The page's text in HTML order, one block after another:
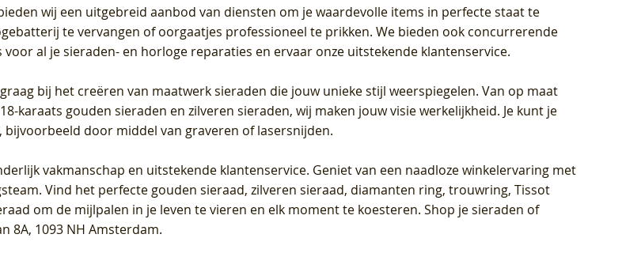
wij een uitgebreid aanbod van diensten om je waardevolle items in perfecte staat te
te vervangen of oorgaatjes professioneel te prikken. We bieden ook concurrerende
al je sieraden- en horloge reparaties en ervaar onze uitstekende klantenservice.
bij het creëren van maatwerk sieraden die jouw unieke stijl weerspiegelen. Van op maat
karaats gouden sieraden en zilveren sieraden, wij maken jouw visie werkelijkheid. Je kunt je
bijvoorbeeld door middel van graveren of lasersnijden.
vakmanschap en uitstekende klantenservice. Geniet van een naadloze winkelervaring met
Vind het perfecte gouden sieraad, zilveren sieraad, diamanten ring, trouwring, Tissot
om de mijlpalen in je leven te vieren en elk moment te koesteren. Shop je sieraden of
8A, 1093 NH Amsterdam.